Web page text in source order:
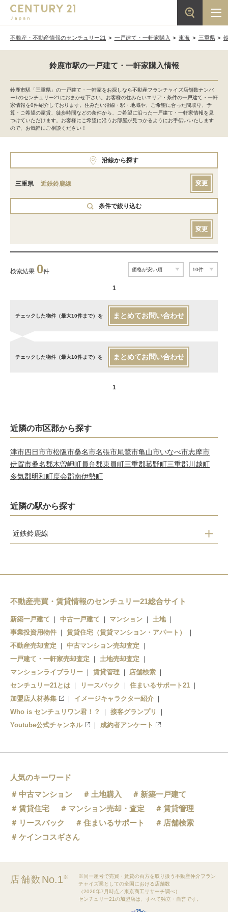
不動産・不動産情報のセンチュリー21 一戸建て・一軒家購入 東海 三重県
鈴鹿市駅の一戸建て・一軒家購入情報
鈴鹿市駅「三重県」の一戸建て・一軒家をお探しなら不動産フランチャイズ店舗数ナンバ
ー1のセンチュリー21におまかせ下さい。お客様の住みたいエリア・条件の一戸建て・一軒
家情報を0件紹介しております。住みたい沿線・駅・地域や、ご希望に合った間取り、予
算・ご希望の家賃、徒歩時間などの条件から、ご希望に沿った一戸建て・一軒家情報を見
つけていただけます。お客様にご希望に沿うお部屋が見つかるようにお手伝いいたします
ので、お気軽にご相談ください！
沿線から探す
三重県 近鉄鈴鹿線 変更
条件で絞り込む
変更
検索結果 0件
1
チェックした物件（最大10件まで）を まとめてお問い合わせ
チェックした物件（最大10件まで）を まとめてお問い合わせ
1
近隣の市区郡から探す
津市四日市市松阪市桑名市名張市尾鷲市亀山市いなべ市志摩市
伊賀市桑名郡木曽岬町員弁郡東員町三重郡菰野町三重郡川越町
多気郡明和町度会郡南伊勢町
近隣の駅から探す
近鉄鈴鹿線
三日市
不動産売買・賃貸情報のセンチュリー21総合サイト
新築一戸建て 中古一戸建て マンション
土地
事業投資用物件
賃貸住宅（賃貸マンション・アパート）
不動産売却査定
中古マンション売却査定
一戸建て・一軒家売却査定
土地売却査定
マンションライブラリー
賃貸管理
店舗検索
センチュリー21とは
リースバック
住まいるサポート21
加盟店人材募集
イメージキャラクター紹介
Who is センチュリワン君！？
接客グランプリ
Youtube公式チャンネル
成約者アンケート
人気のキーワード
中古マンション
土地購入
新築一戸建て
賃貸住宅
マンション売却・査定
賃貸管理
リースバック
住まいるサポート
店舗検索
ケインコスギさん
店舗数 No.1※
※同一屋号で売買・賃貸の両方を取り扱う不動産仲介フラン
チャイズ業としての全国における店舗数
（2026年7月時点／東京商工リサーチ調べ）
センチュリー21の加盟店は、すべて独立・自営です。